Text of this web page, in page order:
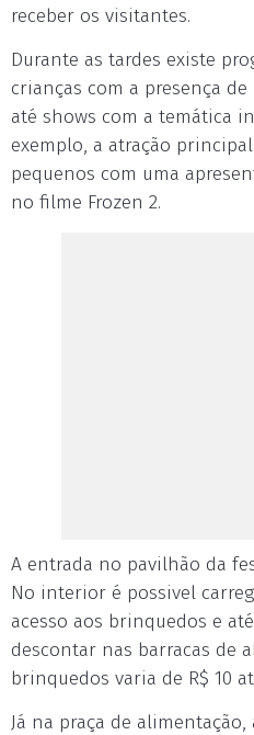
receber os visitantes.
Durante as tardes existe
crianças com a presença
até shows com a temática
exemplo, a atração
pequenos com uma
no filme Frozen 2.
A entrada no pavilhão da
No interior é possivel
acesso aos brinquedos e
descontar nas barracas de
brinquedos varia de R$ 10
Já na praça de